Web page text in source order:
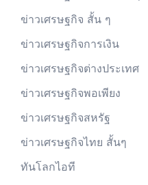
ข่าวเศรษฐกิจ สั้น ๆ
ข่าวเศรษฐกิจการเงิน
ข่าวเศรษฐกิจต่างประเทศ
ข่าวเศรษฐกิจพอเพียง
ข่าวเศรษฐกิจสหรัฐ
ข่าวเศรษฐกิจไทย สั้นๆ
ทันโลกไอที